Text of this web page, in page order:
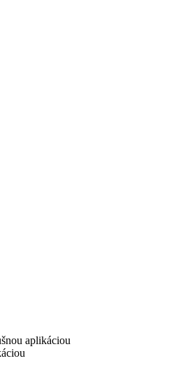
aplikáciou